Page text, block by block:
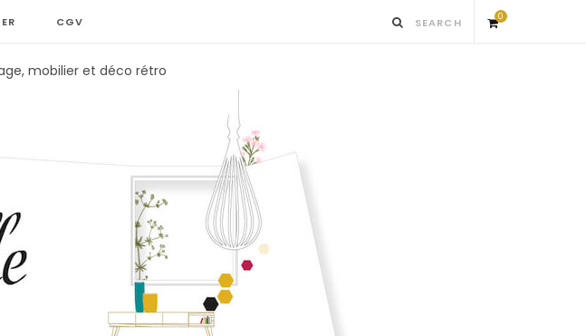
CGV 0
mobilier et déco rétro